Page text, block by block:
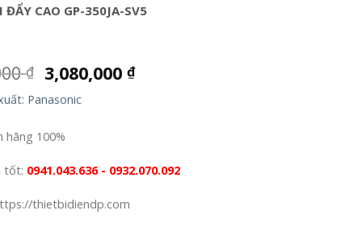
ĐẨY CAO GP-350JA-SV5
₫ 3,080,000 ₫
Panasonic
hãng 100%
tốt: 0941.043.636 - 0932.070.092
thietbidiendp.com